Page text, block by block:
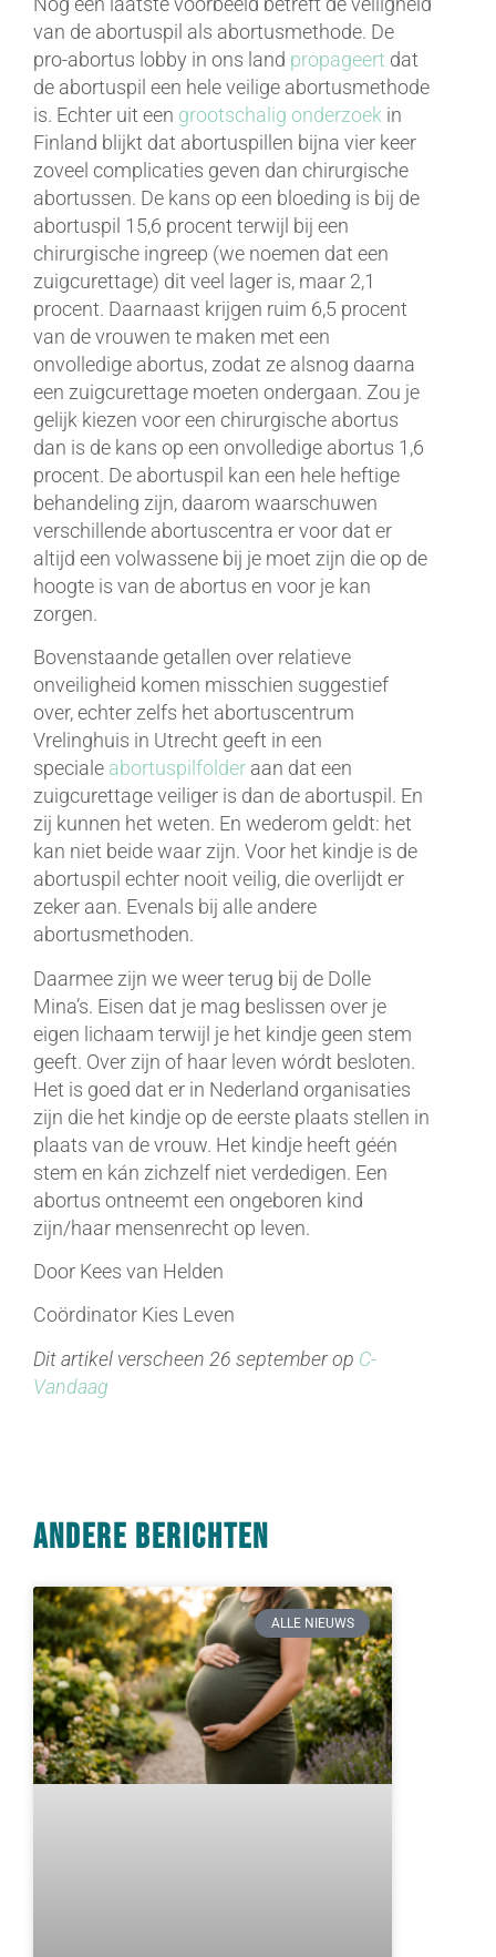
van de abortuspil als abortusmethode. De
pro-abortus lobby in ons land propageert dat
de abortuspil een hele veilige abortusmethode
is. Echter uit een grootschalig onderzoek in
Finland blijkt dat abortuspillen bijna vier keer
zoveel complicaties geven dan chirurgische
abortussen. De kans op een bloeding is bij de
abortuspil 15,6 procent terwijl bij een
chirurgische ingreep (we noemen dat een
zuigcurettage) dit veel lager is, maar 2,1
procent. Daarnaast krijgen ruim 6,5 procent
van de vrouwen te maken met een
onvolledige abortus, zodat ze alsnog daarna
een zuigcurettage moeten ondergaan. Zou je
gelijk kiezen voor een chirurgische abortus
dan is de kans op een onvolledige abortus 1,6
procent. De abortuspil kan een hele heftige
behandeling zijn, daarom waarschuwen
verschillende abortuscentra er voor dat er
altijd een volwassene bij je moet zijn die op de
hoogte is van de abortus en voor je kan
zorgen.
Bovenstaande getallen over relatieve
onveiligheid komen misschien suggestief
over, echter zelfs het abortuscentrum
Vrelinghuis in Utrecht geeft in een
speciale abortuspilfolder aan dat een
zuigcurettage veiliger is dan de abortuspil. En
zij kunnen het weten. En wederom geldt: het
kan niet beide waar zijn. Voor het kindje is de
abortuspil echter nooit veilig, die overlijdt er
zeker aan. Evenals bij alle andere
abortusmethoden.
Daarmee zijn we weer terug bij de Dolle
Mina’s. Eisen dat je mag beslissen over je
eigen lichaam terwijl je het kindje geen stem
geeft. Over zijn of haar leven wórdt besloten.
Het is goed dat er in Nederland organisaties
zijn die het kindje op de eerste plaats stellen in
plaats van de vrouw. Het kindje heeft géén
stem en kán zichzelf niet verdedigen. Een
abortus ontneemt een ongeboren kind
zijn/haar mensenrecht op leven.
Door Kees van Helden
Coördinator Kies Leven
Dit artikel verscheen 26 september op C-
Vandaag
Andere berichten
ALLE NIEUWS